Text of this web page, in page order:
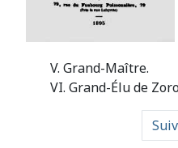
V. Grand-Maître.
VI. Grand-Élu de